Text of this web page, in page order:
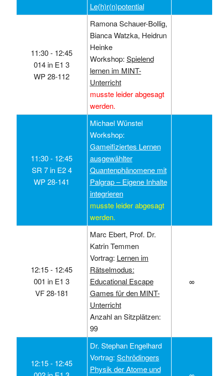
Le(h)r(n)potential
11:30 ‑ 12:45
014 in E1 3
WP 28-112
Ramona Schauer-Bollig,
Bianca Watzka, Heidrun
Heinke
Workshop: Spielend
lernen im MINT-
Unterricht
musste leider abgesagt
werden.
11:30 ‑ 12:45
SR 7 in E2 4
WP 28-141
Michael Wünstel
Workshop:
Gameifiziertes Lernen
ausgewählter
Quantenphänomene mit
Palgrap – Eigene Inhalte
integrieren
musste leider abgesagt
werden.
12:15 ‑ 12:45
001 in E1 3
VF 28-181
Marc Ebert, Prof. Dr.
Katrin Temmen
Vortrag: Lernen im
Rätselmodus:
Educational Escape
Games für den MINT-
Unterricht
Anzahl an Sitzplätzen:
99
∞
12:15 ‑ 12:45
Dr. Stephan Engelhard
Vortrag: Schrödingers
Physik der Atome und